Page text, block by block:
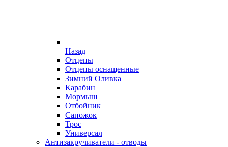
Назад
Отцепы
Отцепы оснащенные
Зимний Оливка
Карабин
Мормыш
Отбойник
Сапожок
Трос
Универсал
Антизакручиватели - отводы